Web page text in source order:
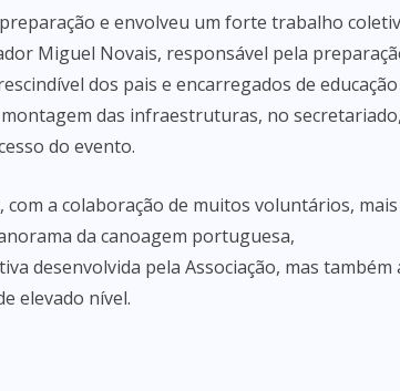
e envolveu um forte trabalho
Miguel Novais, responsável pela
dos pais e encarregados de educação
das infraestruturas, no secretariado,
do evento.
a colaboração de muitos voluntários, mais
da canoagem portuguesa,
desenvolvida pela Associação, mas também
elevado nível.